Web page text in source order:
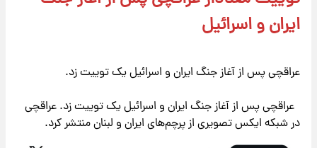
ایران و اسرائیل
عراقچی پس از آغاز جنگ ایران و اسرائیل یک توییت زد.
عراقچی پس از آغاز جنگ ایران و اسرائیل یک توییت زد. عراقچی
در شبکه ایکس تصویری از پرچم‌های ایران و لبنان منتشر کرد.